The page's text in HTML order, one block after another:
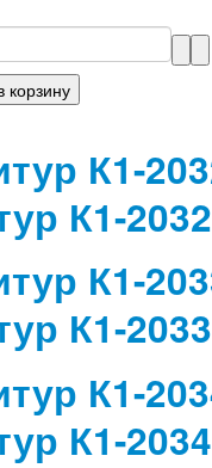
К1-2032
К1-2033
К1-2034